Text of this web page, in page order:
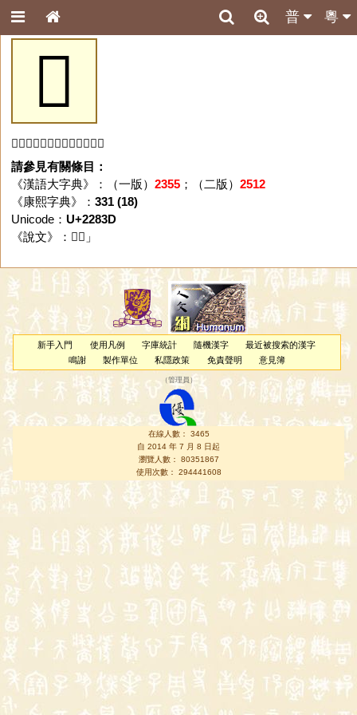
粵
普
𢠽
「𢠽」字未收錄於本資料庫。
請參見有關條目：
《漢語大字典》：（一版） 2355；（二版） 2512
《康熙字典》： 331 (18)
Unicode： U+2283D
《說文》：「 𢠽 」
新手入門 使用凡例 字庫統計 隨機漢字
最近被搜索的漢字
鳴謝
製作單位 私隱政策 免責聲明 意見簿
（管理員 ）
在線人數： 3465
自 2014 年 7 月 8 日起
瀏覽人數： 80351867
使用次數： 294441608